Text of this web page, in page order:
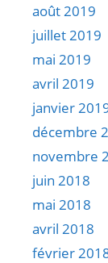
août 2019
juillet 2019
mai 2019
avril 2019
janvier
décembre
novembre
juin 2018
mai 2018
avril 2018
février